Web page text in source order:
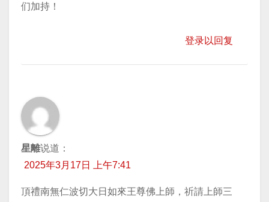
们加持！
登录以回复
星離说道：
2025年3月17日 上午7:41
頂禮南無仁波切大日如來王尊佛上師，祈請上師三